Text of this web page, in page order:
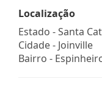
Localização
Estado -Santa
Cidade - Joinville
Bairro -